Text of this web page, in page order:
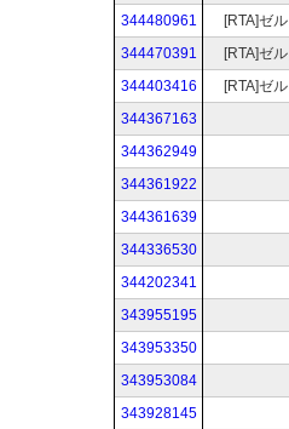
344480961
[RTA]ゼ
344470391
[RTA]ゼ
344403416
[RTA]ゼ
344367163
344362949
344361922
344361639
344336530
344202341
343955195
343953350
343953084
343928145